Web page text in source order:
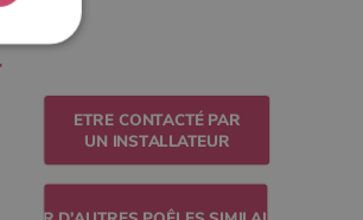
ETRE CONTACTÉ PAR
UN INSTALLATEUR